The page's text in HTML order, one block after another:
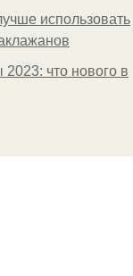
использовать
что нового в